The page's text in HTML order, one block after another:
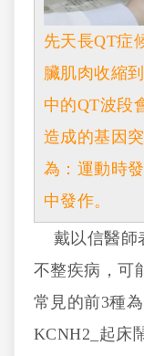
先天長QT症
臟肌肉收縮
中的QT波段
造成的基因
為：運動時
中發作。
戴以信醫師
不整疾病，可
常見的前3種
KCNH2_起床